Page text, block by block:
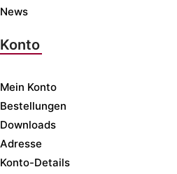
News
Konto
Mein Konto
Bestellungen
Downloads
Adresse
Konto-Details